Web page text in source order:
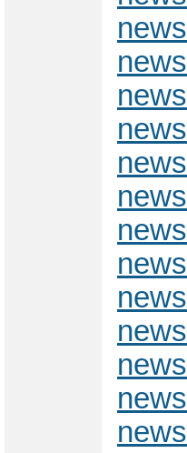
news
news
news
news
news
news
news
news
news
news
news
news
news